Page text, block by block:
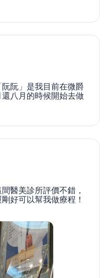
阮」是我目前在微爵
八月的時候開始去做
醫美診所評價不錯，
好可以幫我做療程！